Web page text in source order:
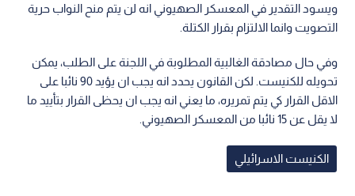
ويسود التقدير في المعسكر الصهيوني انه لن يتم منح النواب حرية
التصويت وانما الالتزام بقرار الكتلة.
وفي حال مصادقة الغالبية المطلوبة في اللجنة على الطلب، يمكن
تحويله للكنيست. لكن القانون يحدد انه يجب ان يؤيد 90 نائبا على
الاقل القرار كي يتم تمريره، ما يعني انه يجب ان يحظى القرار بتأييد ما
لا يقل عن 15 نائبا من المعسكر الصهيوني.
الكنيست الاسرائيلي